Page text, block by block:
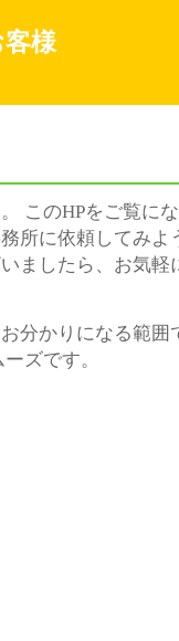
様
このHPをご覧に
所に依頼してみよ
ましたら、お気軽
分かりになる範囲
ズです。